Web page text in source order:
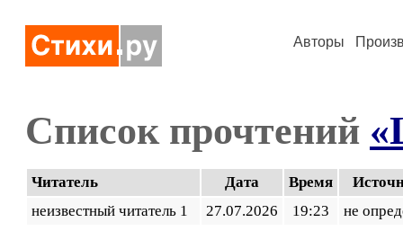
Авторы
Список прочтений
Читатель Дата Время
неизвестный читатель 1
27.07.2026 19:23 не